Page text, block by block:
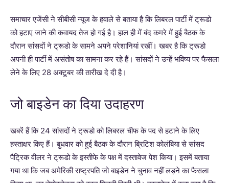
समाचार एजेंसी ने सीबीसी न्यूज के हवाले से बताया है कि लिबरल पार्टी में ट्रूडो
को हटाए जाने की कवायद तेज हो गई है। हाल ही में बंद कमरे में हुई बैठक के
दौरान सांसदों ने ट्रूडो के सामने अपने परेशानियां रखीं। खबर है कि ट्रूडो
अपनी ही पार्टी में असंतोष का सामना कर रहे हैं। सांसदों ने उन्हें भविष्य पर फैसला
लेने के लिए 28 अक्टूबर की तारीख दे दी है।
जो बाइडेन का दिया उदाहरण
खबरें हैं कि 24 सांसदों ने ट्रूडो को लिबरल चीफ के पद से हटाने के लिए
हस्ताक्षर किए हैं। बुधवार को हुई बैठक के दौरान ब्रिटिश कोलंबिया से सांसद
पैट्रिक वीलर ने ट्रूडो के इस्तीफे के पक्ष में दस्तावेज पेश किया। इसमें बताया
गया था कि जब अमेरिकी राष्ट्रपति जो बाइडेन ने चुनाव नहीं लड़ने का फैसला